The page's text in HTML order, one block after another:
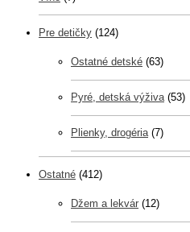
Pre detičky (124)
Ostatné detské (63)
Pyré, detská výživa (53)
Plienky, drogéria (7)
Ostatné (412)
Džem a lekvár (12)